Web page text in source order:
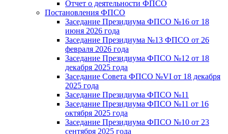
Отчет о деятельности ФПСО
Постановления ФПСО
Заседание Президиума ФПСО №16 от 18
июня 2026 года
Заседание Президиума №13 ФПСО от 26
февраля 2026 года
Заседание Президиума ФПСО №12 от 18
декабря 2025 года
Заседание Совета ФПСО №VI от 18 декабря
2025 года
Заседание Президиума ФПСО №11
Заседание Президиума ФПСО №11 от 16
октября 2025 года
Заседание Президиума ФПСО №10 от 23
сентября 2025 года